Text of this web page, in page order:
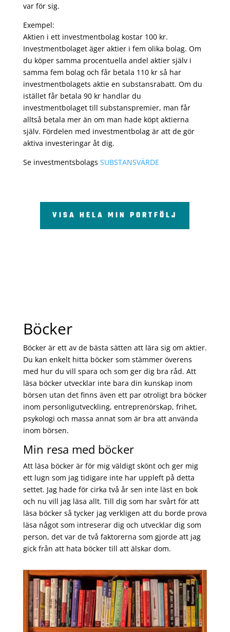
var för sig.
Exempel:
Aktien i ett investmentbolag kostar 100 kr.
Investmentbolaget äger aktier i fem olika bolag. Om
du köper samma procentuella andel aktier själv i
samma fem bolag och får betala 110 kr så har
investmentbolagets aktie en substansrabatt. Om du
istället får betala 90 kr handlar du
investmentbolaget till substanspremier, man får
alltså betala mer än om man hade köpt aktierna
själv. Fördelen med investmentbolag är att de gör
aktiva investeringar åt dig.
Se investmentsbolags SUBSTANSVÄRDE
VISA HELA MIN PORTFÖLJ
Böcker
Böcker är ett av de bästa sätten att lära sig om aktier.
Du kan enkelt hitta böcker som stämmer överens
med hur du vill spara och som ger dig bra råd. Att
läsa böcker utvecklar inte bara din kunskap inom
börsen utan det finns även ett par otroligt bra böcker
inom personligutveckling, entreprenörskap, frihet,
psykologi och massa annat som är bra att använda
inom börsen.
Min resa med böcker
Att läsa böcker är för mig väldigt skönt och ger mig
ett lugn som jag tidigare inte har uppleft på detta
settet. Jag hade för cirka två år sen inte läst en bok
och nu vill jag läsa allt. Till dig som har svårt för att
läsa böcker så tycker jag verkligen att du borde prova
läsa något som intreserar dig och utvecklar dig som
person, det var de två faktorerna som gjorde att jag
gick från att hata böcker till att älskar dom.